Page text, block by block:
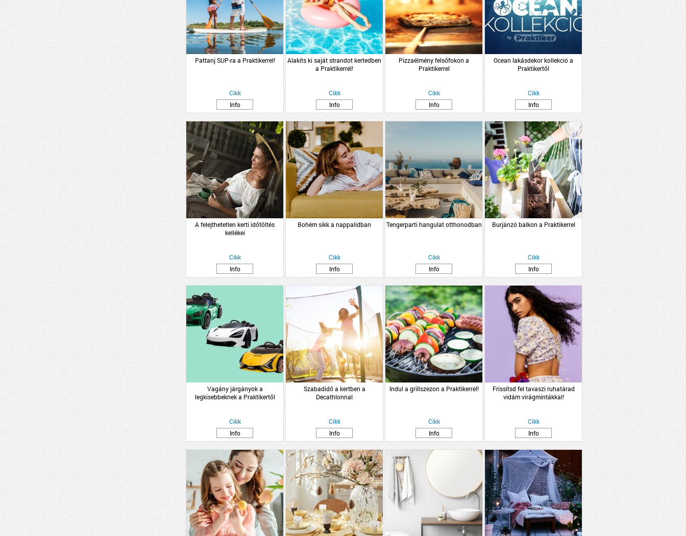
Pattanj SUP-ra a Praktikerrel!
Cikk
Info
Alakíts ki saját strandot kertedben
a Praktikerrel!
Cikk
Info
Pizzaélmény felsőfokon a
Praktikerrel
Cikk
Info
Ocean lakásdekor kollekció a
Praktikertől
Cikk
Info
A felejthetetlen kerti időtöltés
kellékei
Cikk
Info
Bohém sikk a nappalidban
Cikk
Info
Tengerparti hangulat otthonodban
Cikk
Info
Burjánzó balkon a Praktikerrel
Cikk
Info
Vagány járgányok a
legkisebbeknek a Praktikertől
Cikk
Info
Szabadidő a kertben a
Decathlonnal
Cikk
Info
Indul a grillszezon a Praktikerrel!
Cikk
Info
Frissítsd fel tavaszi ruhatárad
vidám virágmintákkal!
Cikk
Info